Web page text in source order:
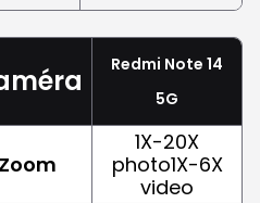
Redmi Note 14
5G
Zoom
1X-20X
photo1X-6X
video